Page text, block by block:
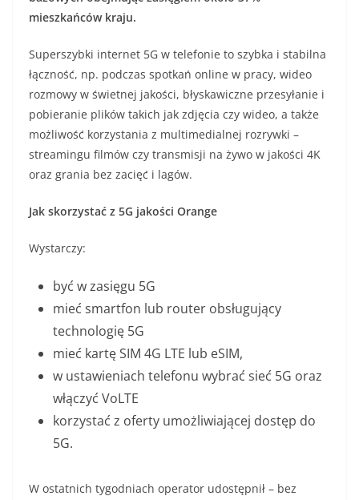
mieszkańców kraju.
Superszybki internet 5G w telefonie to szybka i stabilna
łączność, np. podczas spotkań online w pracy, wideo
rozmowy w świetnej jakości, błyskawiczne przesyłanie i
pobieranie plików takich jak zdjęcia czy wideo, a także
możliwość korzystania z multimedialnej rozrywki –
streamingu filmów czy transmisji na żywo w jakości 4K
oraz grania bez zacięć i lagów.
Jak skorzystać z 5G jakości Orange
Wystarczy:
być w zasięgu 5G
mieć smartfon lub router obsługujący
technologię 5G
mieć kartę SIM 4G LTE lub eSIM,
w ustawieniach telefonu wybrać sieć 5G oraz
włączyć VoLTE
korzystać z oferty umożliwiającej dostęp do
5G.
W ostatnich tygodniach operator udostępnił – bez